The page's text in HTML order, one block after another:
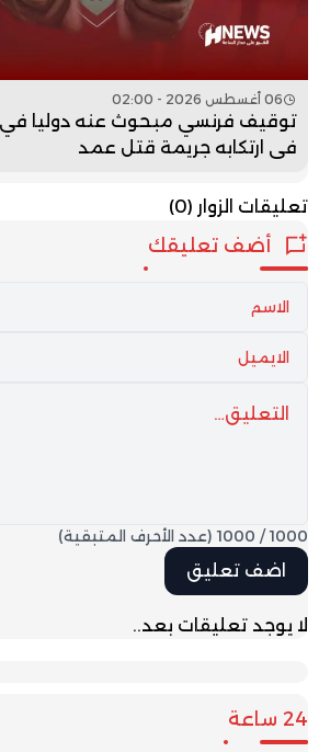
06 أغسطس 2026 - 02:00
توقيف فرنسي مبحوث عنه دوليا في
في ارتكابه جريمة قتل عمد
تعليقات الزوار (0)
أضف تعليقك
1000
/
1000 (عدد الأحرف المتبقية)
لا يوجد تعليقات بعد..
24 ساعة